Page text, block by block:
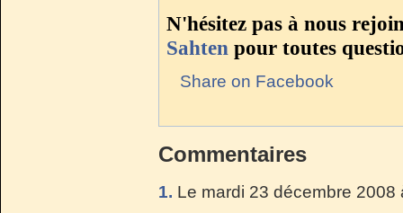
N'hésitez pas à nous
Sahten pour toutes
Share on Facebook
Commentaires
1. Le mardi 23 décembre